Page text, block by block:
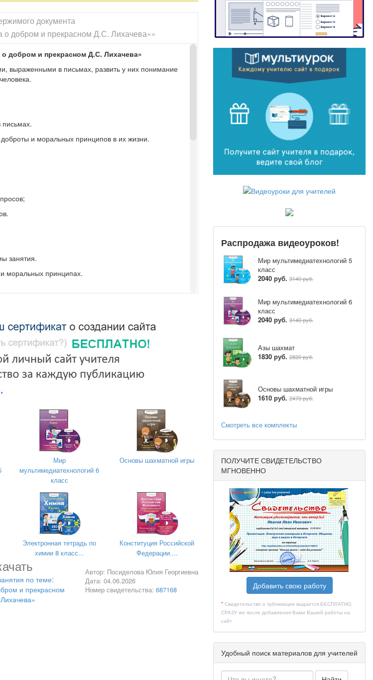
документа
о добром и прекрасном Д.С. Лихачева»»
о добром и прекрасномД.С. Лихачева»
выраженными в письмах, развить у них понимание
и моральных принципов в их жизни.
занятия.
моральных принципах.
в письме.
эти идеи?
и выделить ключевые идеи и ценности.
о важности доброты и моральных принципов.
Мир
мультимедиатехнологий 6
класс
Основы шахматной игры
Электронная тетрадь по
химии 8 класс...
Конституция Российской
Федерации....
по теме:
и прекрасном
Автор: Посиделова Юлия Георгиевна
Дата: 04.06.2026
Номер свидетельства: 687168
Распродажа видеоуроков!
Мир мультимедиатехнологий 5
класс
2040 руб. 3140 руб.
Мир мультимедиатехнологий 6
класс
2040 руб. 3140 руб.
Азы шахмат
1830 руб. 2820 руб.
Основы шахматной игры
1610 руб. 2470 руб.
Смотреть все комплекты
ПОЛУЧИТЕ СВИДЕТЕЛЬСТВО
МГНОВЕННО
Добавить свою работу
* Свидетельство о публикации выдается БЕСПЛАТНО,
СРАЗУ же после добавления Вами Вашей работы на
сайт
Удобный поиск материалов для учителей